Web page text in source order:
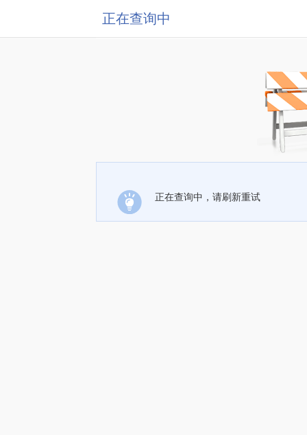
正在查询中
正在查询中，请刷新重试